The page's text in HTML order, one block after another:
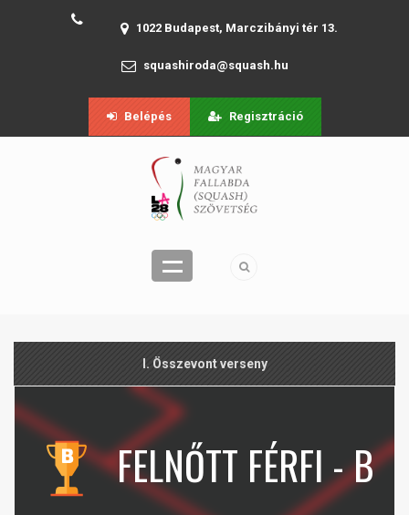
1022 Budapest, Marczibányi tér 13.
squashiroda@squash.hu
Belépés Regisztráció
I. Összevont verseny
FELNŐTT FÉRFI - B